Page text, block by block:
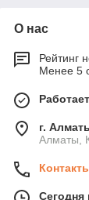
О нас
Рейтинг
Менее 5
г.
Алматы,
Сегодня